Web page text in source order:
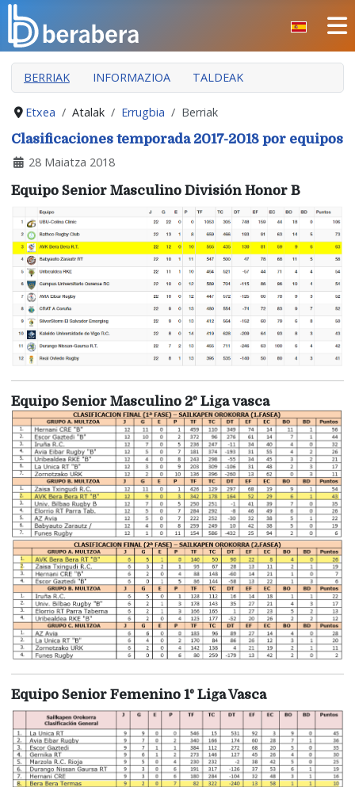
ITXI
HASIERA
KLUBA
MANTEO
ATALAK
JARDUERAK
GIZARTE ARLOA
INDARKERIAREN PREBENTZIOA
BERRIAK INFORMAZIOA TALDEAK
Etxea Atalak Errugbia
Berriak
Clasificaciones temporada 2017-2018 por equipos
28 Maiatza 2018
Equipo Senior Masculino División Honor B
Equipo Senior Masculino 2º Liga vasca
Equipo Senior Femenino 1º Liga Vasca